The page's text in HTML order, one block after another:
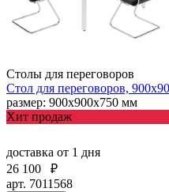
Столы для переговоров
Стол для переговоров,
размер: 900х900х750 мм
Хит продаж
доставка от 1 дня
26 100
₽
арт. 7011568